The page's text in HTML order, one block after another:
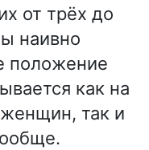
от трёх до
наивно
положение
как на
так и